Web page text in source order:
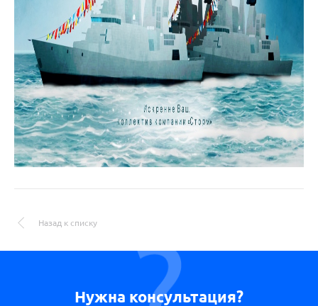
Назад к списку
Нужна консультация?